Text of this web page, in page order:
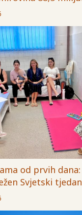
od prvih
Svjetski